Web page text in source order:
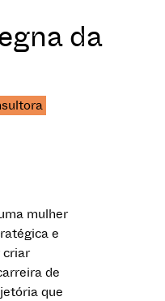
da
mulher
e
criar
de
que